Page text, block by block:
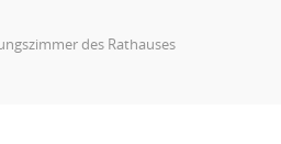
des Rathauses